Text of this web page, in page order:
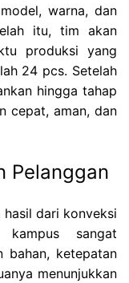
warna, dan
itu, tim akan
produksi yang
24 pcs. Setelah
hingga tahap
cepat, aman, dan
Pelanggan
hasil dari konveksi
sangat
bahan, ketepatan
menunjukkan